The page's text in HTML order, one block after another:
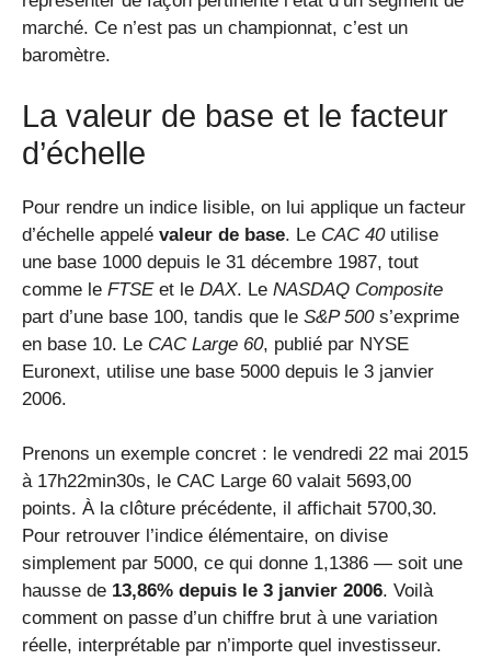
marché. Ce n’est pas un championnat, c’est un
baromètre.
La valeur de base et le facteur
d’échelle
Pour rendre un indice lisible, on lui applique un facteur
d’échelle appelé valeur de base. Le CAC 40utilise
une base 1000 depuis le 31 décembre 1987, tout
comme le FTSEet le DAX. Le NASDAQ Composite
part d’une base 100, tandis que le S&P 500s’exprime
en base 10. Le CAC Large 60, publié par NYSE
Euronext, utilise une base 5000 depuis le 3 janvier
2006.
Prenons un exemple concret : le vendredi 22 mai 2015
à 17h22min30s, le CAC Large 60 valait 5693,00
points. À la clôture précédente, il affichait 5700,30.
Pour retrouver l’indice élémentaire, on divise
simplement par 5000, ce qui donne 1,1386 — soit une
hausse de 13,86% depuis le 3 janvier 2006. Voilà
comment on passe d’un chiffre brut à une variation
réelle, interprétable par n’importe quel investisseur.